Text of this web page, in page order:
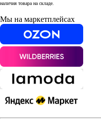
наличия товара на складе.
Мы на маркетплейсах